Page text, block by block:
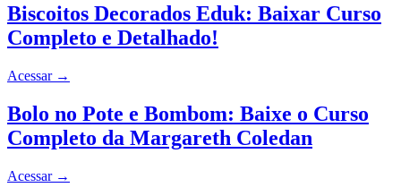
Biscoitos Decorados Eduk: Baixar Curso
Completo e Detalhado!
Acessar →
Bolo no Pote e Bombom: Baixe o Curso
Completo da Margareth Coledan
Acessar →